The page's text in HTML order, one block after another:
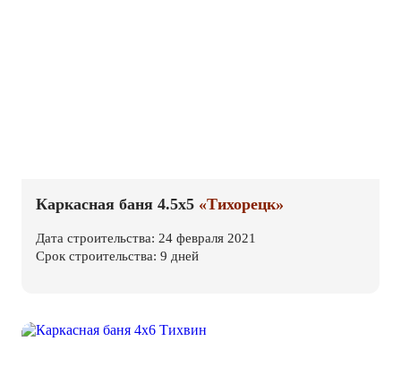
Каркасная баня 4.5х5 «Тихорецк»
Дата строительства: 24 февраля 2021
Срок строительства: 9 дней